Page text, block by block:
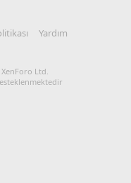
Yardım
Ltd.